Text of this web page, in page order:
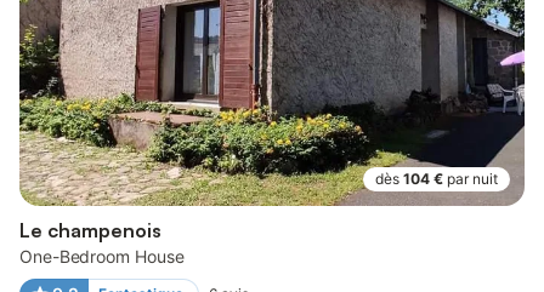
dès 104 € par nuit
Le champenois
One-Bedroom House